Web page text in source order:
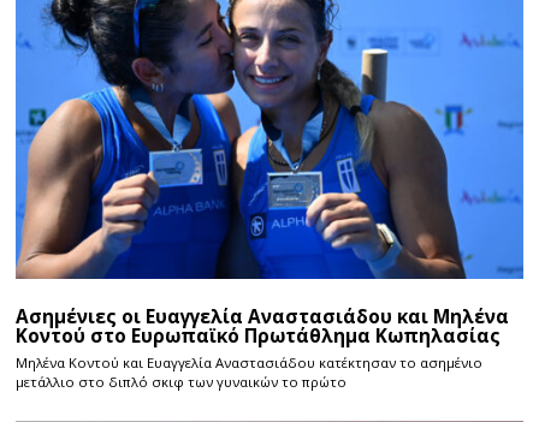
Ασημένιες οι Ευαγγελία Αναστασιάδου και Μηλένα
Κοντού στο Ευρωπαϊκό Πρωτάθλημα Κωπηλασίας
Μηλένα Κοντού και Ευαγγελία Αναστασιάδου κατέκτησαν το ασημένιο
μετάλλιο στο διπλό σκιφ των γυναικών το πρώτο